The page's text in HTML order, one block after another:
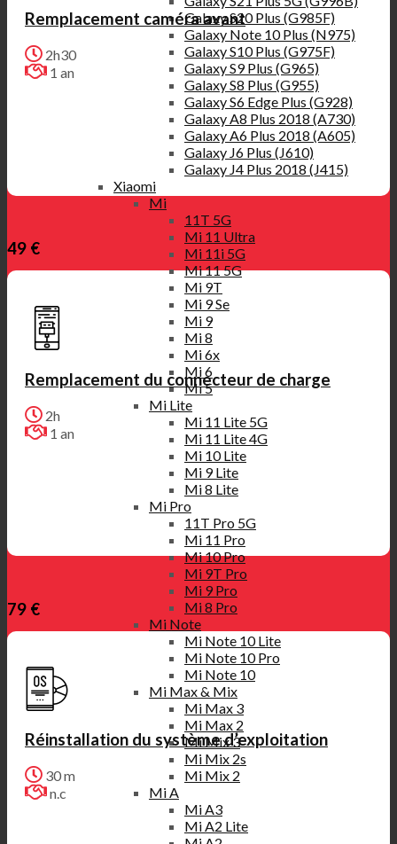
Galaxy S20 Plus (G985F)
Galaxy Note 10 Plus (N975)
Galaxy S10 Plus (G975F)
Galaxy S9 Plus (G965)
Galaxy S8 Plus (G955)
Galaxy S6 Edge Plus (G928)
Galaxy A8 Plus 2018 (A730)
Galaxy A6 Plus 2018 (A605)
Galaxy J6 Plus (J610)
Galaxy J4 Plus 2018 (J415)
Xiaomi
Mi
11T 5G
Mi 11 Ultra
Mi 11i 5G
Mi 11 5G
Mi 9T
Mi 9 Se
Mi 9
Mi 8
Mi 6x
Mi 6
Mi 5
Mi Lite
Mi 11 Lite 5G
Mi 11 Lite 4G
Mi 10 Lite
Mi 9 Lite
Mi 8 Lite
Mi Pro
11T Pro 5G
Mi 11 Pro
Mi 10 Pro
Mi 9T Pro
Mi 9 Pro
Mi 8 Pro
Mi Note
Mi Note 10 Lite
Mi Note 10 Pro
Mi Note 10
Mi Max & Mix
Mi Max 3
Mi Max 2
Mi Mix 3
Mi Mix 2s
Mi Mix 2
Mi A
Mi A3
Mi A2 Lite
Remplacement caméra avant
2h30
1 an
49 €
Remplacement du connecteur de charge
2h
1 an
79 €
Réinstallation du système d’exploitation
30 m
n.c